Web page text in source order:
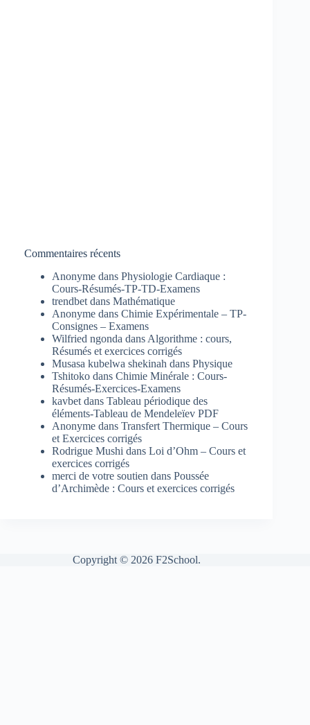
Commentaires récents
Anonyme dans Physiologie Cardiaque :
Cours-Résumés-TP-TD-Examens
trendbet dans Mathématique
Anonyme dans Chimie Expérimentale – TP-
Consignes – Examens
Wilfried ngonda dans Algorithme : cours,
Résumés et exercices corrigés
Musasa kubelwa shekinah dans Physique
Tshitoko dans Chimie Minérale : Cours-
Résumés-Exercices-Examens
kavbet dans Tableau périodique des
éléments-Tableau de Mendeleïev PDF
Anonyme dans Transfert Thermique – Cours
et Exercices corrigés
Rodrigue Mushi dans Loi d’Ohm – Cours et
exercices corrigés
merci de votre soutien dans Poussée
d’Archimède : Cours et exercices corrigés
Copyright © 2026 F2School.